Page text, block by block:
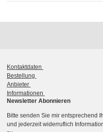
Kontaktdaten
Bestellung
Anbieter
Informationen
Newsletter Abonnieren
Bitte senden Sie mir entsprechend
und jederzeit widerruflich